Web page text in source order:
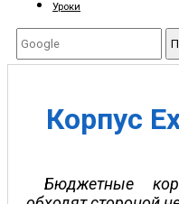
Уроки
Корпус
Бюджетные